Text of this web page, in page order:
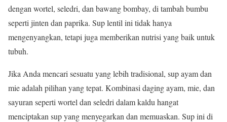
dengan wortel, seledri, dan bawang bombay, di tambah bumbu
seperti jinten dan paprika. Sup lentil ini tidak hanya
mengenyangkan, tetapi juga memberikan nutrisi yang baik untuk
tubuh.
Jika Anda mencari sesuatu yang lebih tradisional, sup ayam dan
mie adalah pilihan yang tepat. Kombinasi daging ayam, mie, dan
sayuran seperti wortel dan seledri dalam kaldu hangat
menciptakan sup yang menyegarkan dan memuaskan. Sup ini di